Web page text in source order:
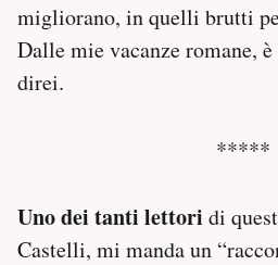
migliorano, in quelli brutti
Dalle mie vacanze romane,
direi.
*****
Uno dei tanti lettori di
Castelli, mi manda un